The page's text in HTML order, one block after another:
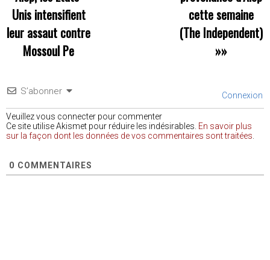
Unis intensifient
leur assaut contre
Mossoul Pe
cette semaine
(The Independent)
»»
S’abonner Connexion
Veuillez vous connecter pour commenter
Ce site utilise Akismet pour réduire les indésirables. En savoir plus
sur la façon dont les données de vos commentaires sont traitées
0 COMMENTAIRES